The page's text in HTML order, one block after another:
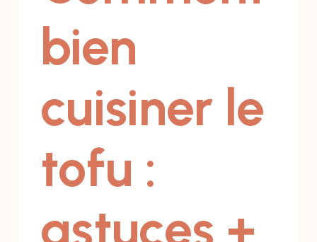
bien
cuisiner le
tofu :
astuces +